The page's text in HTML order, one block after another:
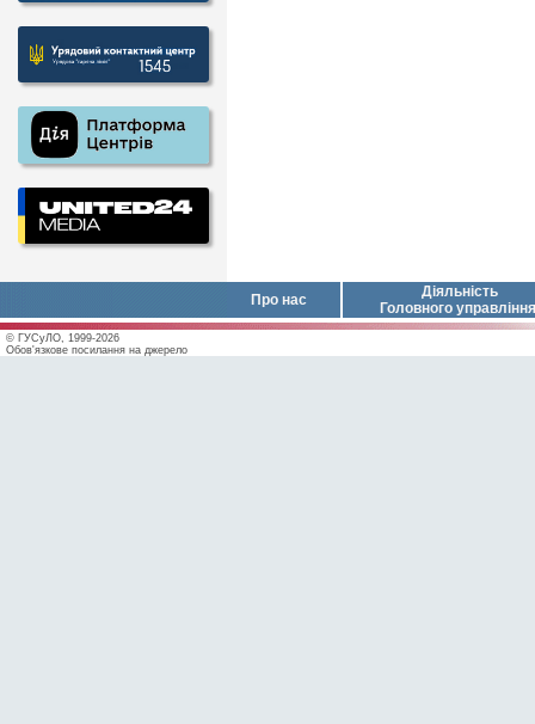
Про нас
Діяльність
Головного управління
© ГУСуЛО, 1999-2026
Обов'язкове посилання на джерело